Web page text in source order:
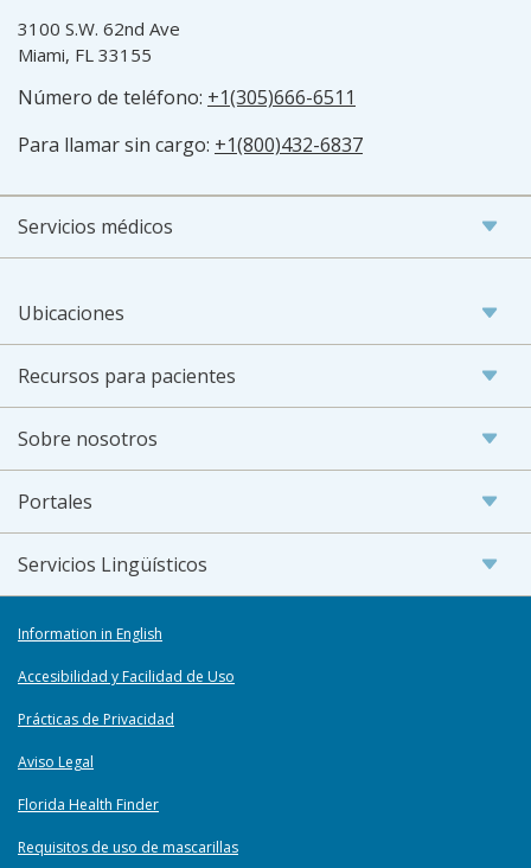
3100 S.W. 62nd Ave
Miami, FL 33155
Número de teléfono: +1(305)666-6511
Para llamar sin cargo: +1(800)432-6837
Servicios médicos
Ubicaciones
Recursos para pacientes
Sobre nosotros
Portales
Servicios Lingüísticos
Information in English
Accesibilidad y Facilidad de Uso
Prácticas de Privacidad
Aviso Legal
Florida Health Finder
Requisitos de uso de mascarillas